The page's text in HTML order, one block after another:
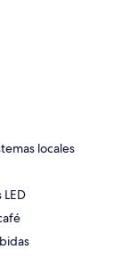
locales